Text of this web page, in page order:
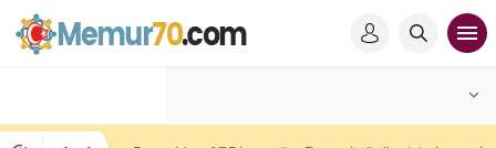
Mossad’da İran krizi: 2 üst düzey yetkili görevden